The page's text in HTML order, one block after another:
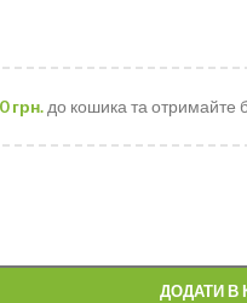
грн.до кошика та отримайте
ДОДАТИ В